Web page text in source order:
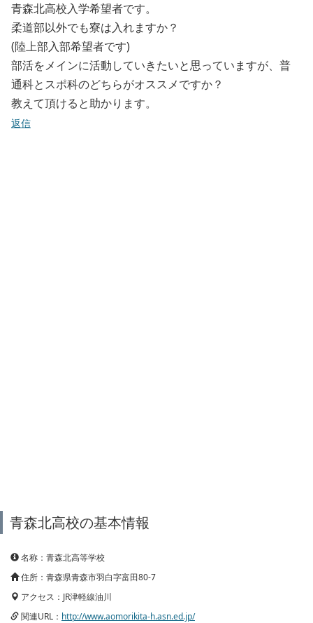
青森北高校入学希望者です。
柔道部以外でも寮は入れますか？
(陸上部入部希望者です)
部活をメインに活動していきたいと思っていますが、普
通科とスポ科のどちらがオススメですか？
教えて頂けると助かります。
返信
青森北高校の基本情報
名称：青森北高等学校
住所：青森県青森市羽白字富田80-7
アクセス：JR津軽線油川
関連URL： http://www.aomorikita-h.asn.ed.jp/